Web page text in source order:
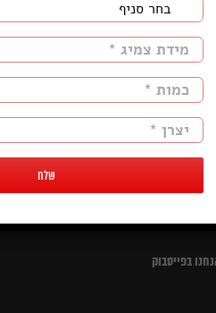
בפייסבוק